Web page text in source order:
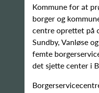
Kommune for at
borger og
centre oprettet på
Sundby, Vanløse
femte
det sjette center i